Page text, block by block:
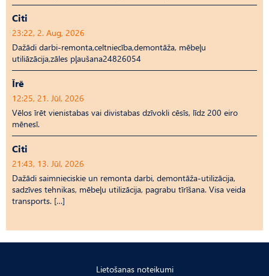
Citi
23:22, 2. Aug, 2026
Dažādi darbi-remonta,celtniecība,demontāža, mēbeļu
utiliāzācija,zāles pļaušana24826054
Īrē
12:25, 21. Jūl, 2026
Vēlos īrēt vienistabas vai divistabas dzīvokli cēsīs, līdz 200 eiro
mēnesī.
Citi
21:43, 13. Jūl, 2026
Dažādi saimnieciskie un remonta darbi, demontāža-utilizācija,
sadzīves tehnikas, mēbeļu utilizācija, pagrabu tīrīšana. Visa veida
transports. […]
Lietošanas noteikumi